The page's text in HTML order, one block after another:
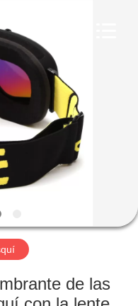
de las